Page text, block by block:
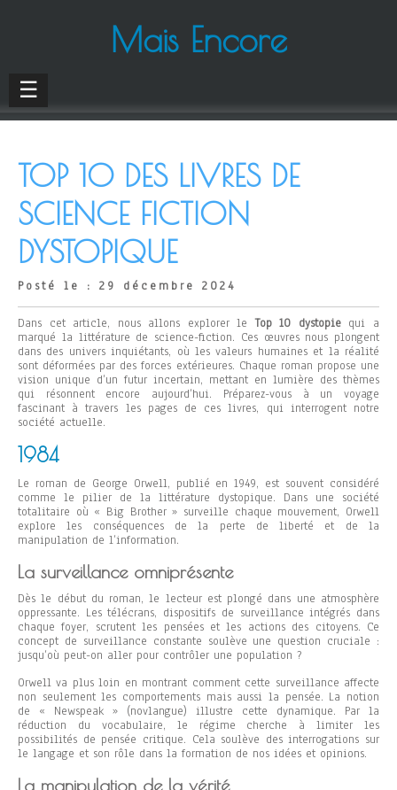
Mais Encore
☰
TOP 10 DES LIVRES DE
SCIENCE FICTION
DYSTOPIQUE
Posté le : 29 décembre 2024
Dans cet article, nous allons explorer leTop 10 dystopiequi a
marqué la littérature de science-fiction. Ces œuvres nous plongent
dans des univers inquiétants, où les valeurs humaines et la réalité
sont déformées par des forces extérieures. Chaque roman propose une
vision unique d’un futur incertain, mettant en lumière des thèmes
qui résonnent encore aujourd’hui. Préparez-vous à un voyage
fascinant à travers les pages de ces livres, qui interrogent notre
société actuelle.
1984
Le roman de George Orwell, publié en 1949, est souvent considéré
comme le pilier de la littérature dystopique. Dans une société
totalitaire où « Big Brother » surveille chaque mouvement, Orwell
explore les conséquences de la perte de liberté et de la
manipulation de l’information.
La surveillance omniprésente
Dès le début du roman, le lecteur est plongé dans une atmosphère
oppressante. Les télécrans, dispositifs de surveillance intégrés dans
chaque foyer, scrutent les pensées et les actions des citoyens. Ce
concept de surveillance constante soulève une question cruciale :
jusqu’où peut-on aller pour contrôler une population ?
Orwell va plus loin en montrant comment cette surveillance affecte
non seulement les comportements mais aussi la pensée. La notion
de « Newspeak » (novlangue) illustre cette dynamique. Par la
réduction du vocabulaire, le régime cherche à limiter les
possibilités de pensée critique. Cela soulève des interrogations sur
le langage et son rôle dans la formation de nos idées et opinions.
La manipulation de la vérité